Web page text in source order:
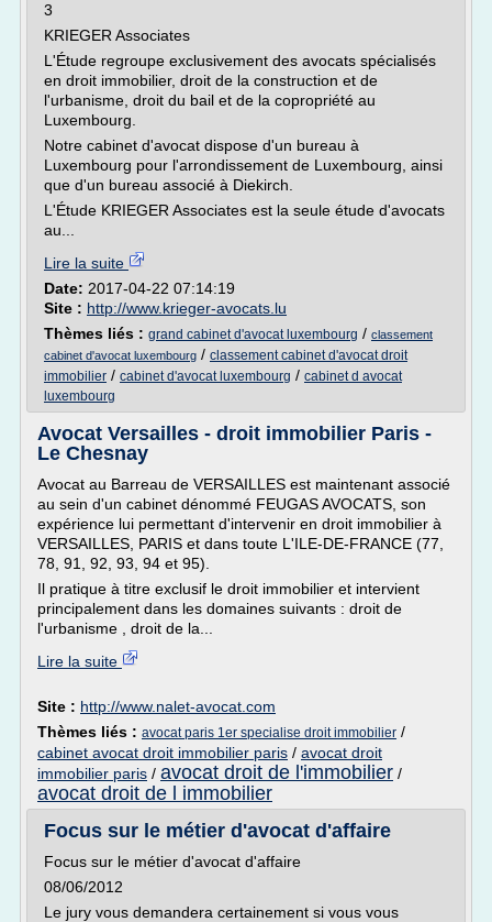
3
KRIEGER Associates
L'Étude regroupe exclusivement des avocats spécialisés
en droit immobilier, droit de la construction et de
l'urbanisme, droit du bail et de la copropriété au
Luxembourg.
Notre cabinet d'avocat dispose d'un bureau à
Luxembourg pour l'arrondissement de Luxembourg, ainsi
que d'un bureau associé à Diekirch.
L'Étude KRIEGER Associates est la seule étude d'avocats
au...
Lire la suite
Date: 2017-04-22 07:14:19
Site : http://www.krieger-avocats.lu
Thèmes liés : grand cabinet d'avocat luxembourg / classement
cabinet d'avocat luxembourg / classement cabinet d'avocat droit
immobilier / cabinet d'avocat luxembourg / cabinet d avocat
luxembourg
Avocat Versailles - droit immobilier Paris -
Le Chesnay
Avocat au Barreau de VERSAILLES est maintenant associé
au sein d'un cabinet dénommé FEUGAS AVOCATS, son
expérience lui permettant d'intervenir en droit immobilier à
VERSAILLES, PARIS et dans toute L'ILE-DE-FRANCE (77,
78, 91, 92, 93, 94 et 95).
Il pratique à titre exclusif le droit immobilier et intervient
principalement dans les domaines suivants : droit de
l'urbanisme , droit de la...
Lire la suite
Site : http://www.nalet-avocat.com
Thèmes liés : avocat paris 1er specialise droit immobilier /
cabinet avocat droit immobilier paris / avocat droit
immobilier paris / avocat droit de l'immobilier /
avocat droit de l immobilier
Focus sur le métier d'avocat d'affaire
Focus sur le métier d'avocat d'affaire
08/06/2012
Le jury vous demandera certainement si vous vous